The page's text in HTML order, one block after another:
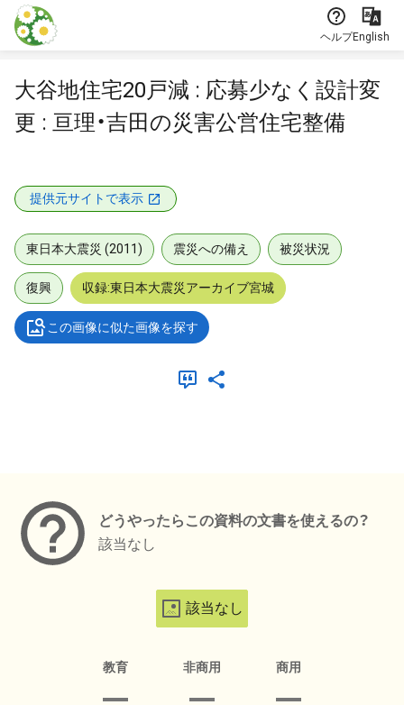
本文に飛ぶ
ヘルプEnglish
大谷地住宅20戸減 : 応募少なく設計変
更 : 亘理・吉田の災害公営住宅整備
提供元サイトで表示
東日本大震災 (2011) 震災への備え 被災状況
復興 収録:東日本大震災アーカイブ宮城
この画像に似た画像を探す
どうやったらこの資料の文書を使えるの？
該当なし
該当なし
教育 非商用 商用